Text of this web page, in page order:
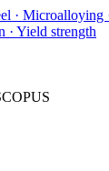
· Microalloying
· Yield strength